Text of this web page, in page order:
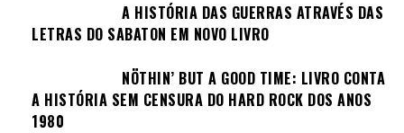
A HISTÓRIA DAS GUERRAS ATRAVÉS DAS
LETRAS DO SABATON EM NOVO LIVRO
NÖTHIN’ BUT A GOOD TIME: LIVRO CONTA
A HISTÓRIA SEM CENSURA DO HARD ROCK DOS ANOS
1980